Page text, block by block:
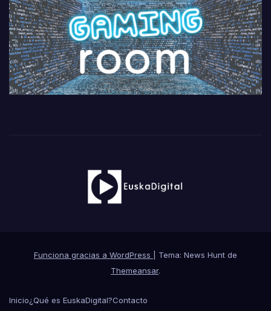
Funciona gracias a WordPress
Tema: News Hunt de
Themeansar.
Inicio¿Qué es EuskaDigital?Contacto